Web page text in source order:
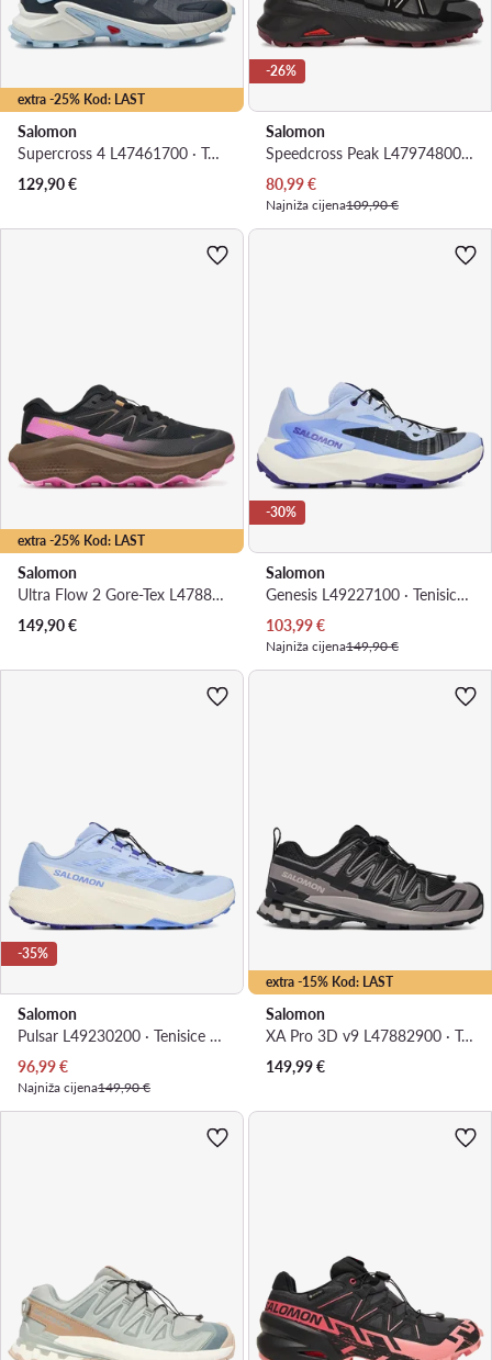
extra -25% Kod: LAST
Salomon
Supercross 4 L47461700 · Tenisice za trčanje
129,90€
-26%
Salomon
Speedcross Peak L47974800 · Tenisice za trčanje
Trenutna cijena
80,99€
Najniža cijena109,90 €
extra -25% Kod: LAST
Salomon
Ultra Flow 2 Gore-Tex L47884400 · Tenisice za trčanje
149,90€
-30%
Salomon
Genesis L49227100 · Tenisice za trčanje
Trenutna cijena
103,99€
Najniža cijena149,90 €
-35%
Salomon
Pulsar L49230200 · Tenisice za trčanje
Trenutna cijena
96,99€
Najniža cijena149,90 €
extra -15% Kod: LAST
Salomon
XA Pro 3D v9 L47882900 · Tenisice za trčanje
149,99€